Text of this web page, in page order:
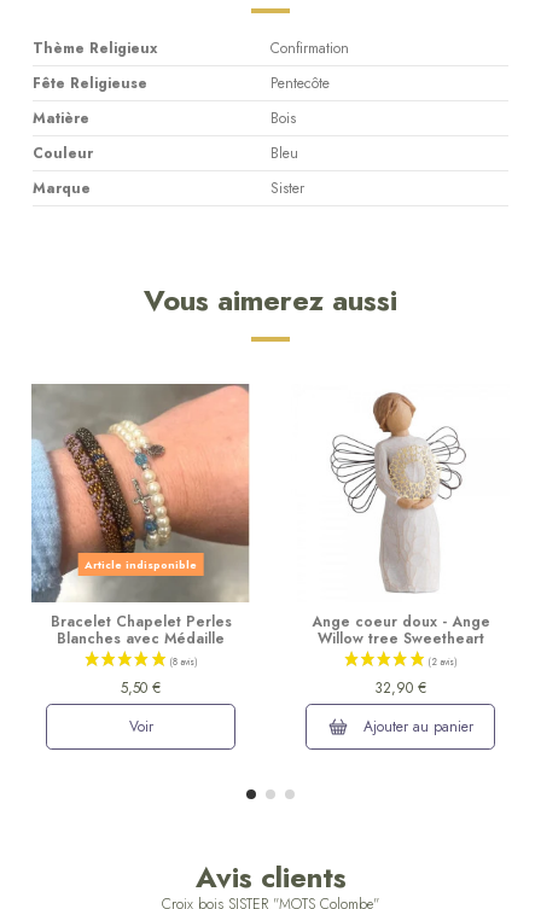
Thème Religieux
Confirmation
Fête Religieuse
Pentecôte
Matière
Bois
Couleur
Bleu
Marque
Sister
Vous aimerez aussi
Article indisponible
Bracelet Chapelet Perles
Blanches avec Médaille
5,50 €
Voir
Ange coeur doux - Ange
Willow tree Sweetheart
32,90 €
Ajouter au panier
Avis clients
Croix bois SISTER "MOTS Colombe"